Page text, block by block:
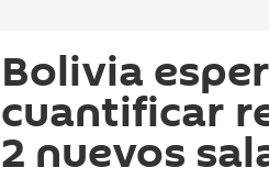
Bolivia
cuantificar
2 nuevos